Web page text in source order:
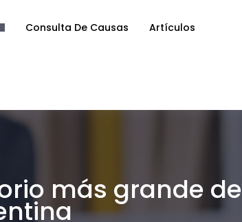
Consulta De Causas Artículos
más grande de